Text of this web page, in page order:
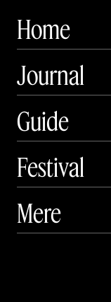
Home
Journal
Guide
Festival
 Art Matter Festival
Mere